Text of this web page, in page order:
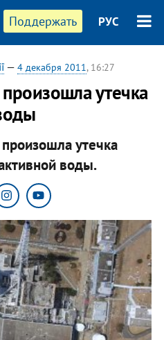
Поддержать РУС
— 4 декабря 2011, 16:27
утечка
утечка
воды.